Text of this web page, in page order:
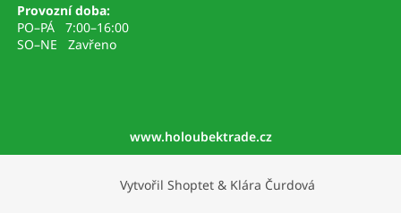
Provozní doba:
PO–PÁ 7:00–16:00
SO–NE Zavřeno
www.holoubektrade.cz
Vytvořil Shoptet & Klára Čurdová